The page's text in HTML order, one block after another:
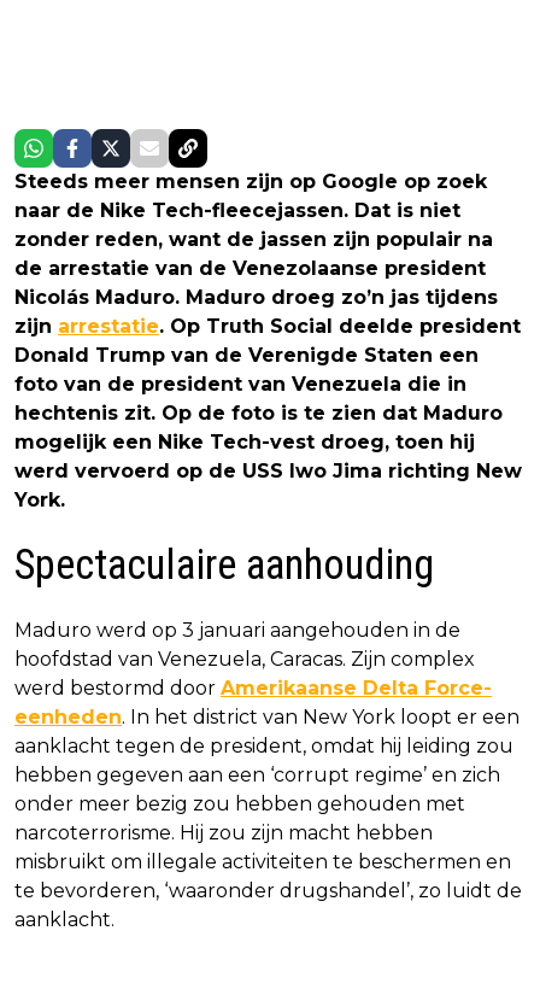
Steeds meer mensen zijn op Google op zoek
naar de Nike Tech-fleecejassen. Dat is niet
zonder reden, want de jassen zijn populair na
de arrestatie van de Venezolaanse president
Nicolás Maduro. Maduro droeg zo’n jas tijdens
zijn arrestatie. Op Truth Social deelde president
Donald Trump van de Verenigde Staten een
foto van de president van Venezuela die in
hechtenis zit. Op de foto is te zien dat Maduro
mogelijk een Nike Tech-vest droeg, toen hij
werd vervoerd op de USS Iwo Jima richting New
York.
Spectaculaire aanhouding
Maduro werd op 3 januari aangehouden in de
hoofdstad van Venezuela, Caracas. Zijn complex
werd bestormd door Amerikaanse Delta Force-
eenheden. In het district van New York loopt er een
aanklacht tegen de president, omdat hij leiding zou
hebben gegeven aan een ‘corrupt regime’ en zich
onder meer bezig zou hebben gehouden met
narcoterrorisme. Hij zou zijn macht hebben
misbruikt om illegale activiteiten te beschermen en
te bevorderen, ‘waaronder drugshandel’, zo luidt de
aanklacht.